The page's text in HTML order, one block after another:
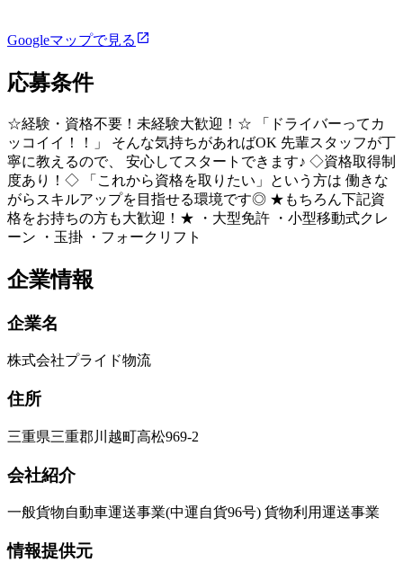
Googleマップで見る
応募条件
☆経験・資格不要！未経験大歓迎！☆ 「ドライバーってカ
ッコイイ！！」 そんな気持ちがあればOK 先輩スタッフが丁
寧に教えるので、 安心してスタートできます♪ ◇資格取得制
度あり！◇ 「これから資格を取りたい」という方は 働きな
がらスキルアップを目指せる環境です◎ ★もちろん下記資
格をお持ちの方も大歓迎！★ ・大型免許 ・小型移動式クレ
ーン ・玉掛 ・フォークリフト
企業情報
企業名
株式会社プライド物流
住所
三重県三重郡川越町高松969-2
会社紹介
一般貨物自動車運送事業(中運自貨96号) 貨物利用運送事業
情報提供元